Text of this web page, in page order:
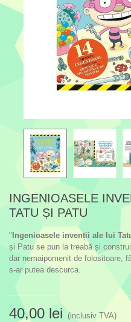
INGENIOASELE
TATU ȘI PATU
" Ingenioasele invenții ale lui
și Patu se pun la treabă și
dar nemaipomenit de folositoare,
s-ar putea descurca.
40,00 lei (inclusiv TVA)